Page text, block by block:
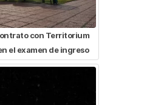
con Territorium
el examen de ingreso